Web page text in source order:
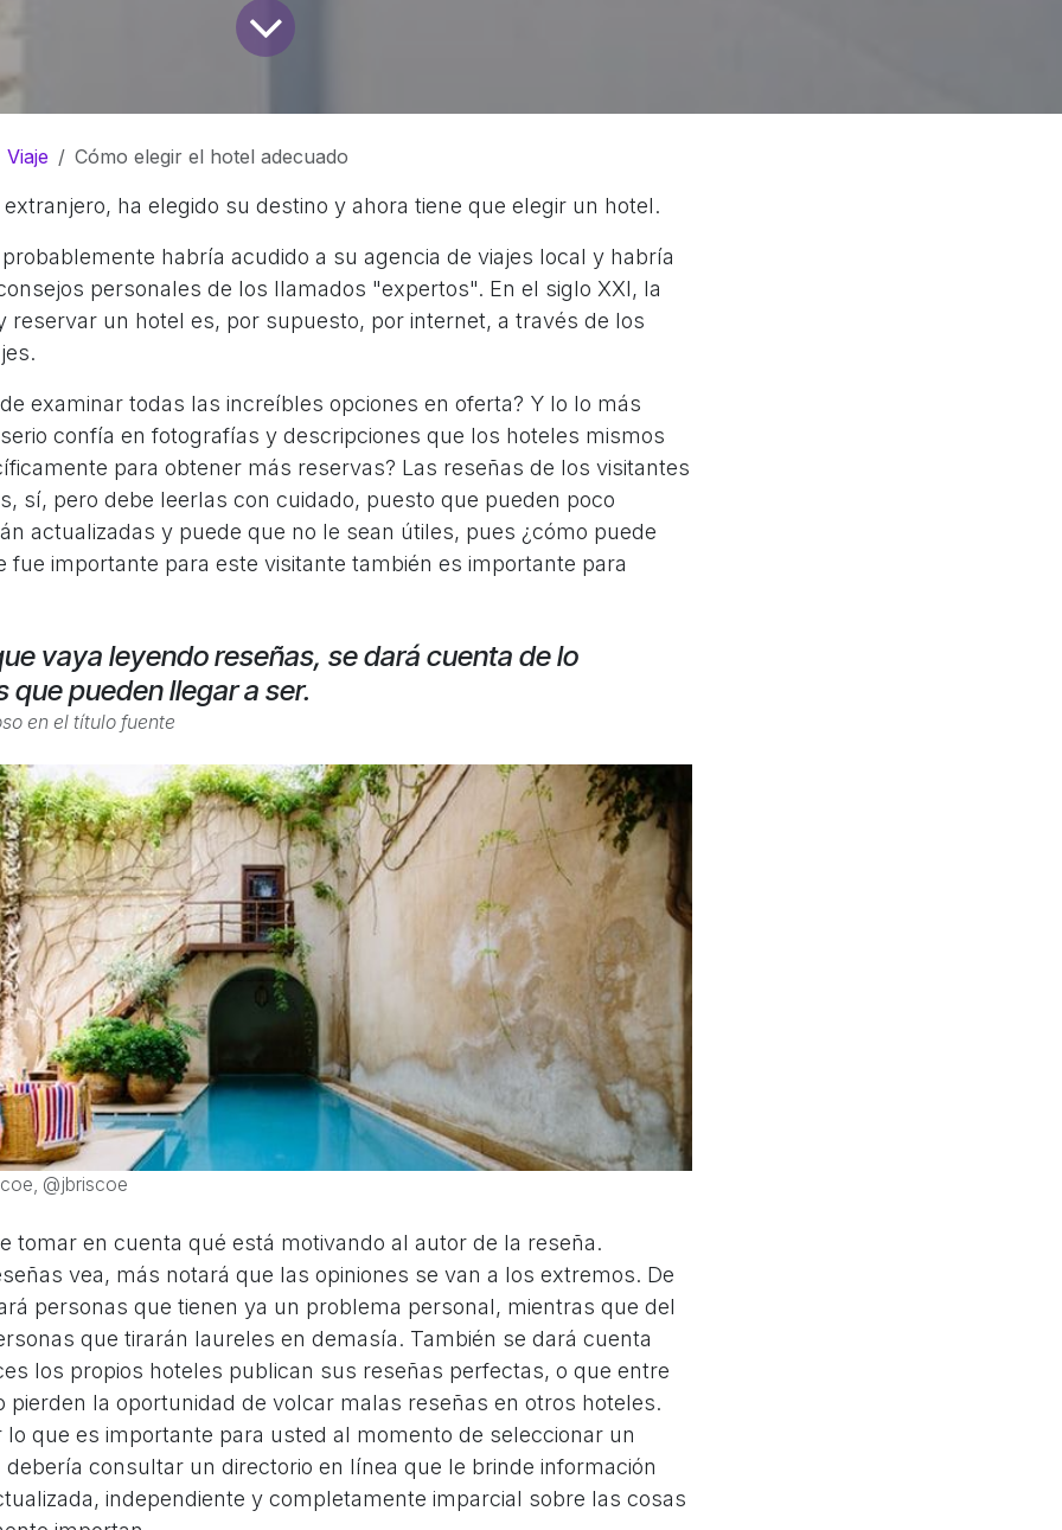
Viaje Cómo elegir el hotel adecuado
ha elegido su destino y ahora tiene que elegir un hotel.
habría acudido a su agencia de viajes local y habría
personales de los llamados "expertos". En el siglo XXI, la
reservar un hotel es, por supuesto, por internet, a través de los
examinar todas las increíbles opciones en oferta? Y lo lo más
confía en fotografías y descripciones que los hoteles mismos
para obtener más reservas? Las reseñas de los visitantes
sí, pero debe leerlas con cuidado, puesto que pueden poco
actualizadas y puede que no le sean útiles, pues ¿cómo puede
fue importante para este visitante también es importante para
vaya leyendo reseñas, se dará cuenta de lo
que pueden llegar a ser.
en el título fuente
@jbriscoe
tomar en cuenta qué está motivando al autor de la reseña.
vea, más notará que las opiniones se van a los extremos. De
personas que tienen ya un problema personal, mientras que del
que tirarán laureles en demasía. También se dará cuenta
los propios hoteles publican sus reseñas perfectas, o que entre
pierden la oportunidad de volcar malas reseñas en otros hoteles.
lo que es importante para usted al momento de seleccionar un
consultar un directorio en línea que le brinde información
independiente y completamente imparcial sobre las cosas